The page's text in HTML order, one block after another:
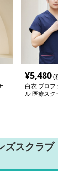
¥5,480(税
白衣 プロフェ
ル 医療スクラ
ズスクラブ